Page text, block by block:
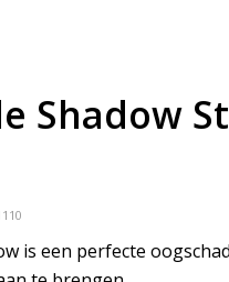
Shadow
is een perfecte